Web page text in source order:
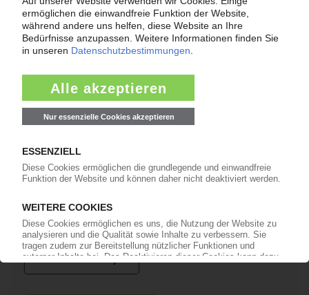
ab99€/Monat
Jetzt kostenlos testen
Bereits KI-Abonnent? Jetzt
anmelden!
Mehr zu ...
Dioki Petrokimya